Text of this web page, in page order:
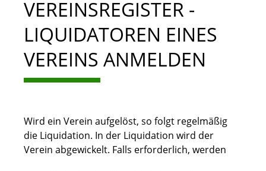
VEREINSREGISTER -
LIQUIDATOREN EINES
VEREINS ANMELDEN
Wird ein Verein aufgelöst, so folgt regelmäßig
die Liquidation. In der Liquidation wird der
Verein abgewickelt. Falls erforderlich, werden